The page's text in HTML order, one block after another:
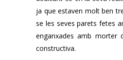
ja que estaven molt ben
se les seves parets fetes
enganxades amb morter
constructiva.